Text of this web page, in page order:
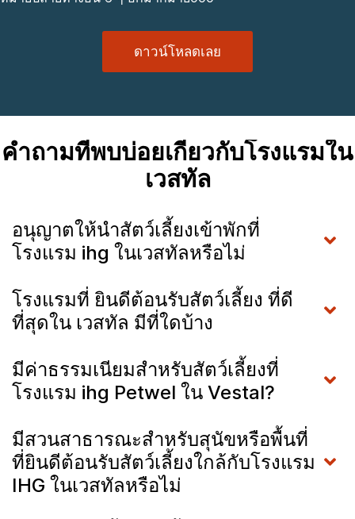
ดาวน์โหลดเลย
คำถามที่พบบ่อยเกี่ยวกับโรงแรมใน
เวสทัล
อนุญาตให้นำสัตว์เลี้ยงเข้าพักที่
โรงแรม ihg ในเวสทัลหรือไม่
โรงแรมที่ ยินดีต้อนรับสัตว์เลี้ยง ที่ดี
ที่สุดใน เวสทัล มีที่ใดบ้าง
มีค่าธรรมเนียมสำหรับสัตว์เลี้ยงที่
โรงแรม ihg Petwel ใน Vestal?
มีสวนสาธารณะสำหรับสุนัขหรือพื้นที่
ที่ยินดีต้อนรับสัตว์เลี้ยงใกล้กับโรงแรม
IHG ในเวสทัลหรือไม่